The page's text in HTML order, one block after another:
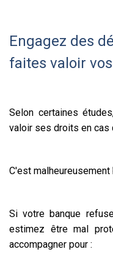
Engagez des
faites valoir
Selon certaines
valoir ses droits en cas
C'est malheureusement
Si votre banque
estimez être mal
accompagner pour :